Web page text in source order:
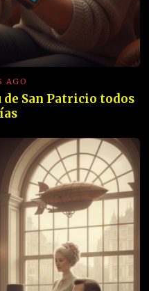
AGO
San Patricio todos